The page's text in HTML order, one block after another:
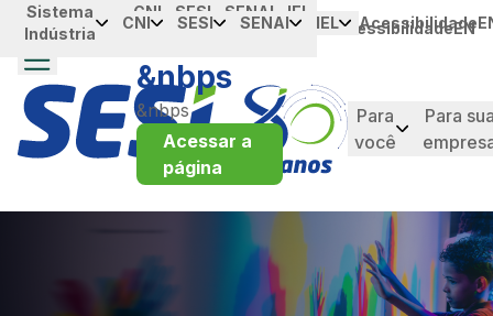
メインコンテンツにスキップ
Atuação em Cultura - SESI
Sistema
Indústria
CNI SESI SENAI IEL Acessibilidade
Para
você
Para
Portal da
Industria
CNI SESI SENAI
IEL
AcessibilidadeEN
&nbps
&nbps
Acessar a
página